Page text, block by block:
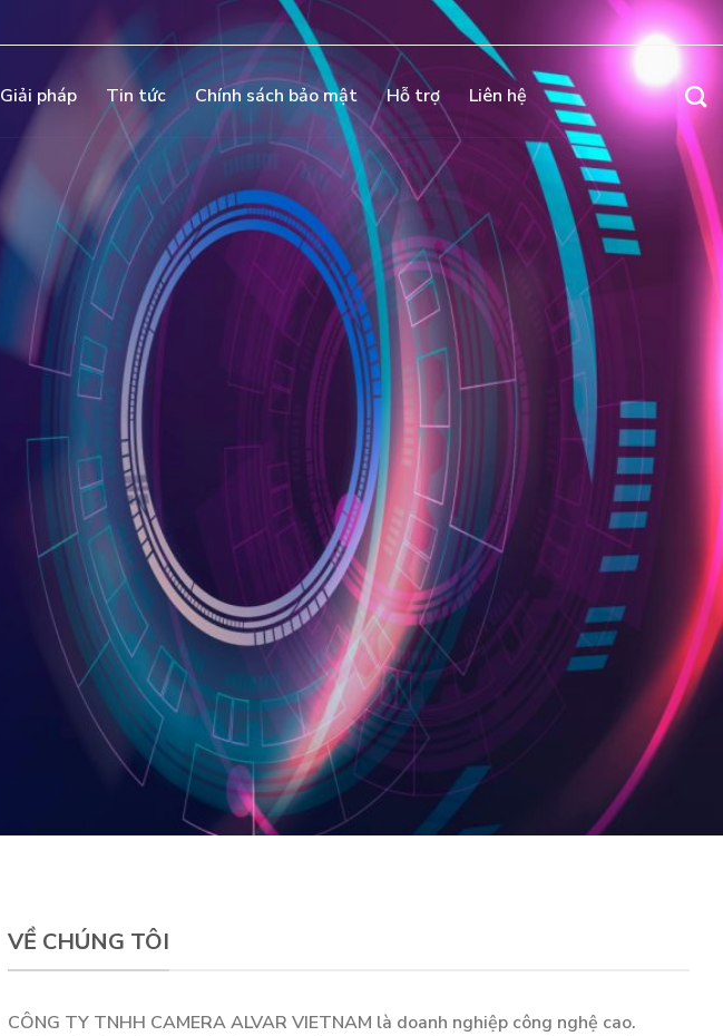
Giải pháp Tin tức Chính sách bảo mật Hỗ trợ Liên hệ
VỀ CHÚNG TÔI
CÔNG TY TNHH CAMERA ALVAR VIETNAM là doanh nghiệp công nghệ cao.